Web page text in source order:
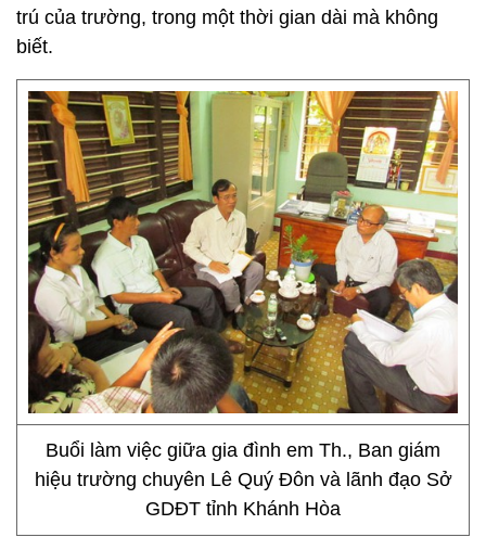
trú của trường, trong một thời gian dài mà không
biết.
Buổi làm việc giữa gia đình em Th., Ban giám
hiệu trường chuyên Lê Quý Đôn và lãnh đạo Sở
GDĐT tỉnh Khánh Hòa